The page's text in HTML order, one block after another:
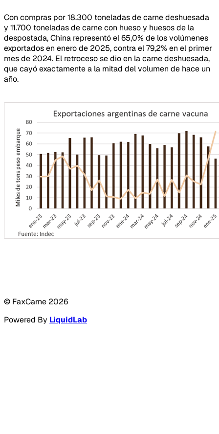
Con compras por 18.300 toneladas de carne deshuesada
y 11.700 toneladas de carne con hueso y huesos de la
despostada, China representó el 65,0% de los volúmenes
exportados en enero de 2025, contra el 79,2% en el primer
mes de 2024. El retroceso se dio en la carne deshuesada,
que cayó exactamente a la mitad del volumen de hace un
año.
© FaxCarne 2026
Powered By LiquidLab